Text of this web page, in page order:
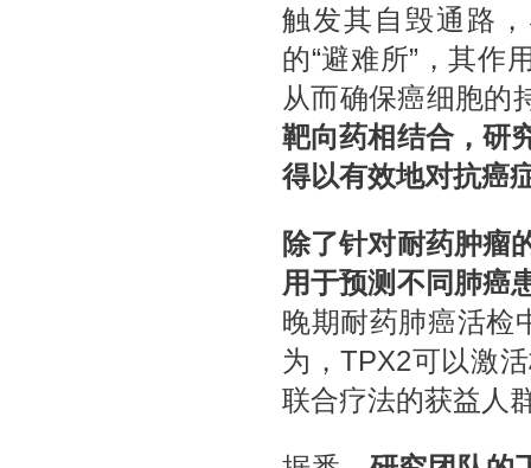
触发其自毁通路
的“避难所”，其作
从而确保癌细胞的
靶向药相结合，研
得以有效地对抗癌
除了针对耐药肿瘤
用于预测不同肺癌
晚期耐药肺癌活检
为，TPX2可以激
联合疗法的获益人